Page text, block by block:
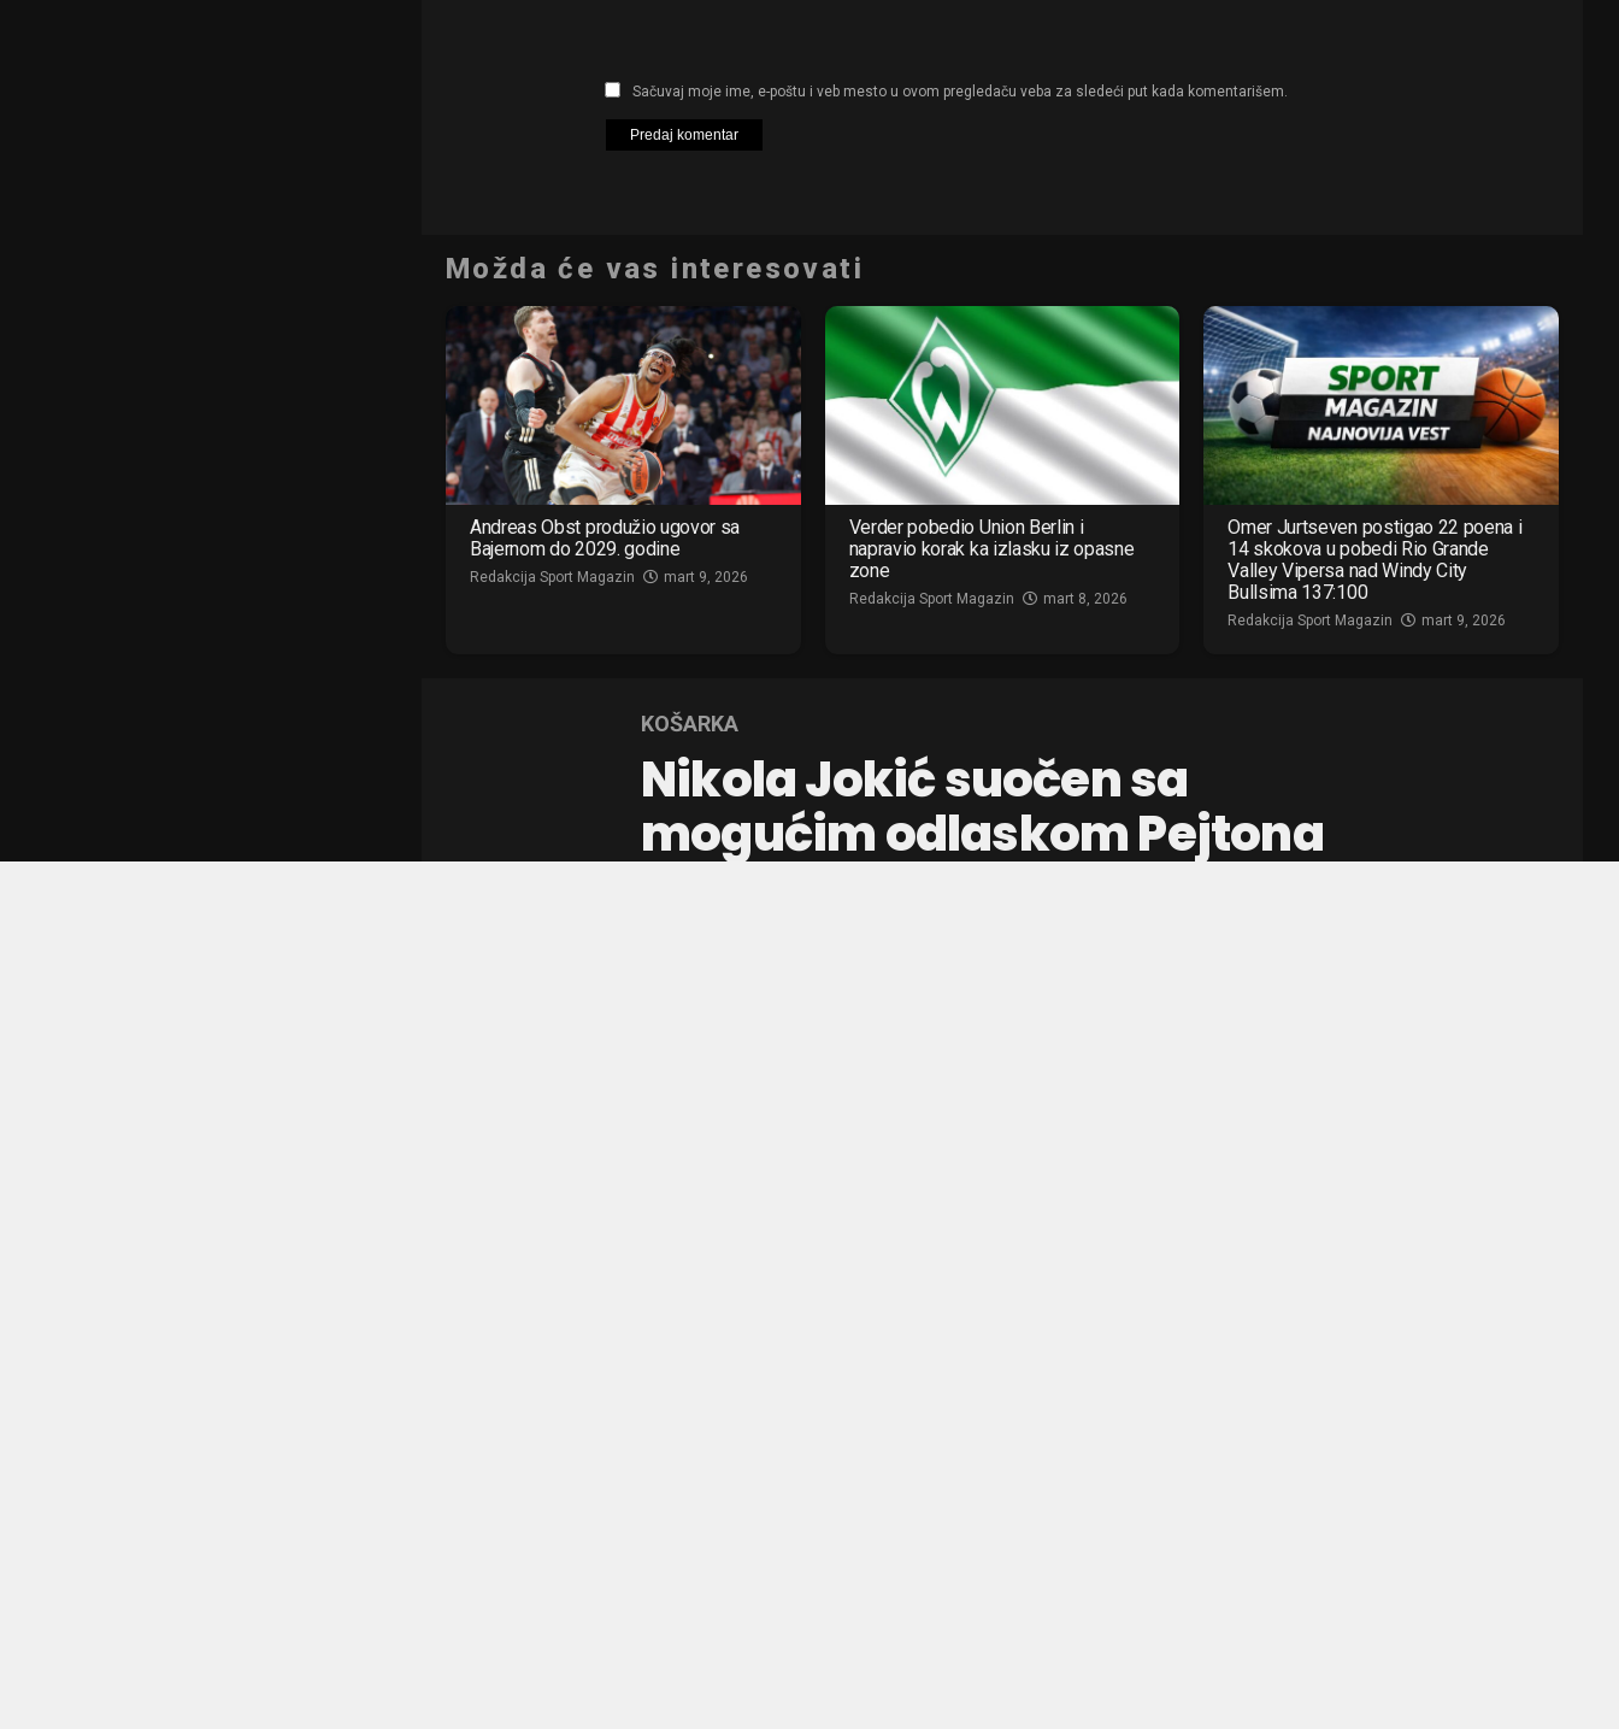
Sačuvaj moje ime, e-poštu i veb mesto u ovom pregledaču veba za sledeći put kada komentarišem.
Možda će vas interesovati
Andreas Obst produžio ugovor sa
Bajernom do 2029. godine
Redakcija Sport Magazin mart 9, 2026
Verder pobedio Union Berlin i
napravio korak ka izlasku iz opasne
zone
Redakcija Sport Magazin mart 8, 2026
Omer Jurtseven postigao 22 poena i
14 skokova u pobedi Rio Grande
Valley Vipersa nad Windy City
Bullsima 137:100
Redakcija Sport Magazin mart 9, 2026
KOŠARKA
Nikola Jokić suočen sa
mogućim odlaskom Pejtona